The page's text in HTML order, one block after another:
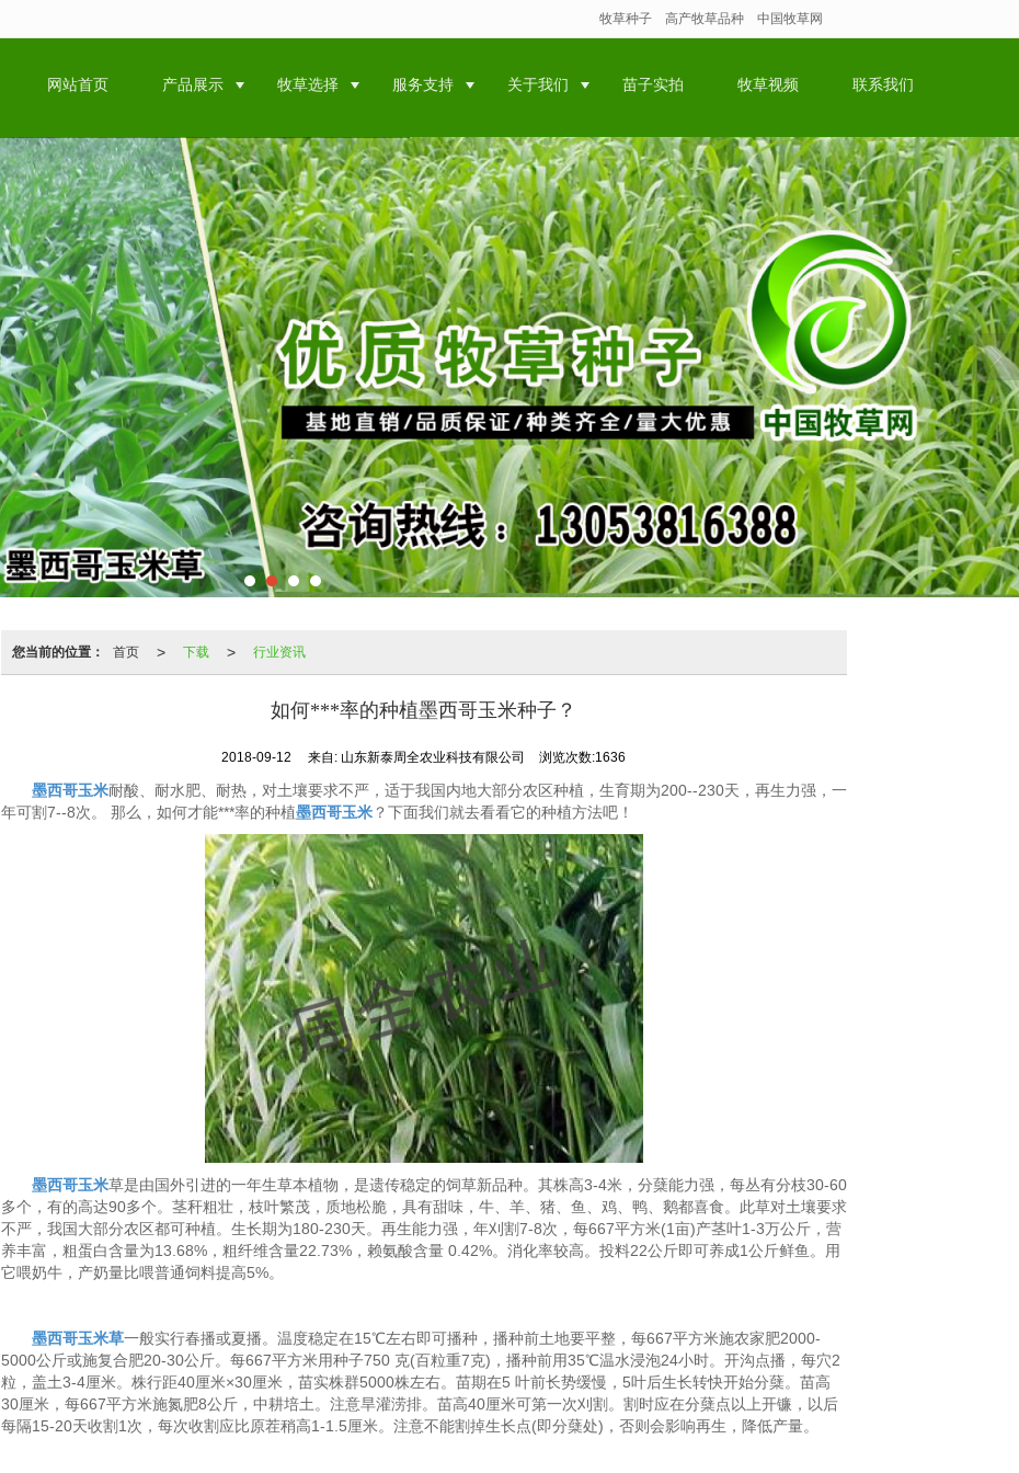
牧草种子 高产牧草品种 中国牧草网
网站首页 产品展示 牧草选择 服务支持 关于我们 苗子实拍 牧草视频 联系我们
您当前的位置： 首页 > 下载 > 行业资讯
如何***率的种植墨西哥玉米种子？
2018-09-12 来自: 山东新泰周全农业科技有限公司 浏览次数:1636
墨西哥玉米耐酸、耐水肥、耐热，对土壤要求不严，适于我国内地大部分农区种植，生育期为200--230天，再生力强，一
年可割7--8次。 那么，如何才能***率的种植墨西哥玉米？下面我们就去看看它的种植方法吧！
墨西哥玉米草是由国外引进的一年生草本植物，是遗传稳定的饲草新品种。其株高3-4米，分蘖能力强，每丛有分枝30-60
多个，有的高达90多个。茎秆粗壮，枝叶繁茂，质地松脆，具有甜味，牛、羊、猪、鱼、鸡、鸭、鹅都喜食。此草对土壤要求
不严，我国大部分农区都可种植。生长期为180-230天。再生能力强，年刈割7-8次，每667平方米(1亩)产茎叶1-3万公斤，营
养丰富，粗蛋白含量为13.68%，粗纤维含量22.73%，赖氨酸含量 0.42%。消化率较高。投料22公斤即可养成1公斤鲜鱼。用
它喂奶牛，产奶量比喂普通饲料提高5%。
墨西哥玉米草一般实行春播或夏播。温度稳定在15℃左右即可播种，播种前土地要平整，每667平方米施农家肥2000-
5000公斤或施复合肥20-30公斤。每667平方米用种子750 克(百粒重7克)，播种前用35℃温水浸泡24小时。开沟点播，每穴2
粒，盖土3-4厘米。株行距40厘米×30厘米，苗实株群5000株左右。苗期在5 叶前长势缓慢，5叶后生长转快开始分蘖。苗高
30厘米，每667平方米施氮肥8公斤，中耕培土。注意旱灌涝排。苗高40厘米可第一次刈割。割时应在分蘖点以上开镰，以后
每隔15-20天收割1次，每次收割应比原茬稍高1-1.5厘米。注意不能割掉生长点(即分蘖处)，否则会影响再生，降低产量。